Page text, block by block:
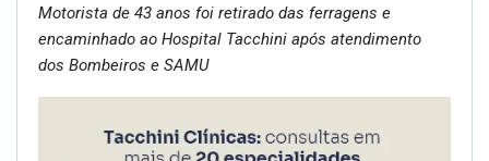
Motorista de 43 anos foi retirado das ferragens e
encaminhado ao Hospital Tacchini após atendimento
dos Bombeiros e SAMU